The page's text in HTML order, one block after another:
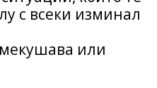
с всеки изминал
или